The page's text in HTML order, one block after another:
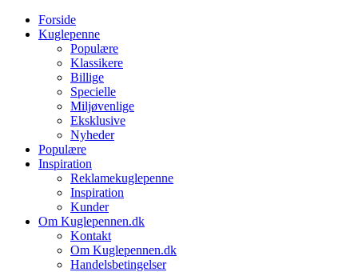
Forside
Kuglepenne
Populære
Klassikere
Billige
Specielle
Miljøvenlige
Eksklusive
Nyheder
Populære
Inspiration
Reklamekuglepenne
Inspiration
Kunder
Om Kuglepennen.dk
Kontakt
Om Kuglepennen.dk
Handelsbetingelser